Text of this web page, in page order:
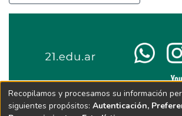
Recopilamos y procesamos su información
siguientes propósitos: Autenticación,